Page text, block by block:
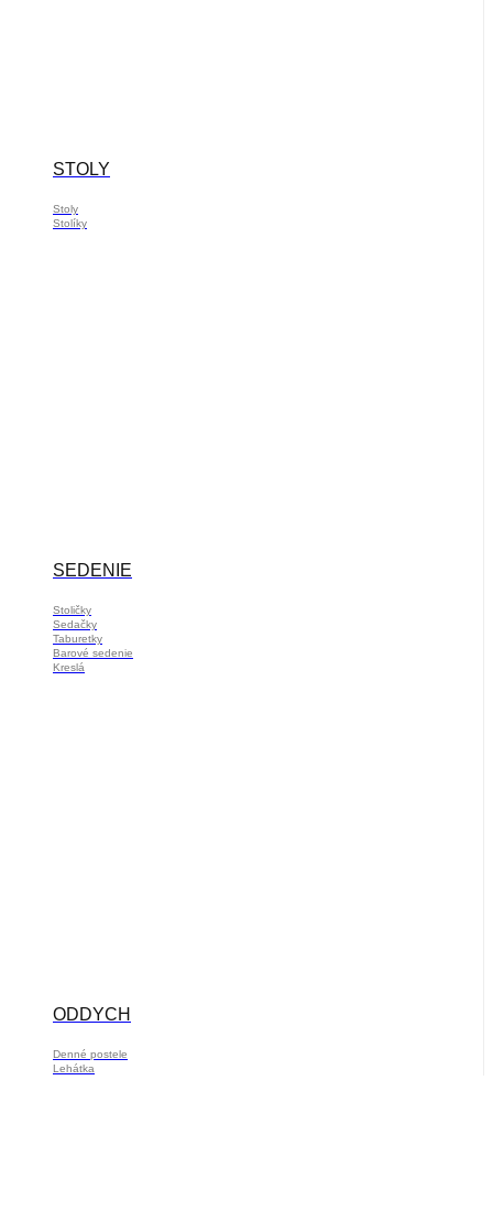
STOLY
Stoly
Stolíky
SEDENIE
Stoličky
Sedačky
Taburetky
Barové sedenie
Kreslá
ODDYCH
Denné postele
Lehátka